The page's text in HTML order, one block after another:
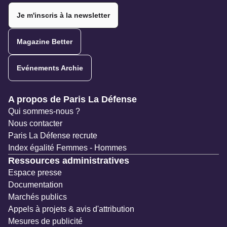
Je m'inscris à la newsletter
Magazine Better
Evénements Archie
Navigation secondaire
A propos de Paris La Défense
Qui sommes-nous ?
Nous contacter
Paris La Défense recrute
Index égalité Femmes - Hommes
Ressources administratives
Espace presse
Documentation
Marchés publics
Appels à projets & avis d'attribution
Mesures de publicité